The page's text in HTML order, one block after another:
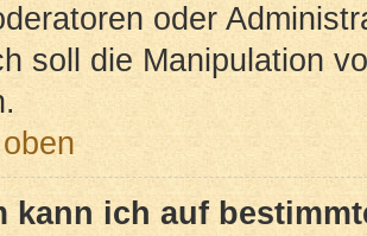
oder
soll die Manipulation
kann ich auf